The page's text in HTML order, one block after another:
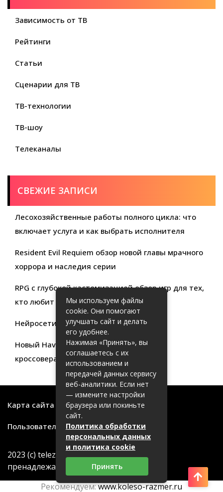
Зависимость от ТВ
Рейтинги
Статьи
Сценарии для ТВ
ТВ-технологии
ТВ-шоу
Телеканалы
СВЕЖИЕ ЗАПИСИ
Лесохозяйственные работы полного цикла: что
включает услуга и как выбрать исполнителя
Resident Evil Requiem обзор новой главы мрачного
хоррора и наследия серии
RPG с глубокой кастомизацией обзор игр для тех,
кто любит свободу выбора
Нейросети для продуктивности
Новый Haval Jolion: обзор современного
кроссовера для активной жизни
Карта сайта
Пользовательское соглашение
2023 (с) telezritel.su. Все торговые марки
пренадлежат их правообладателям.
Рекомендуем:www.koleso-razmer.ru
Мы используем файлы
cookie. Они помогают
улучшать сайт и делать
его удобнее.
Нажимая «Принять», вы
соглашаетесь с их
использованием и
передачей данных сервису
веб-аналитики. Если нет
— измените настройки
браузера или покиньте
сайт.
Политика обработки
персональных данных
и политика cookie
Принять